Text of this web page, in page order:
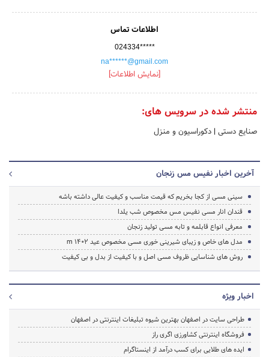
اطلاعات تماس
024334*****
na******@gmail.com
[نمایش اطلاعات]
منتشر شده در سرویس های:
صنایع دستی | دکوراسیون و منزل
آخرین اخبار نفیس مس زنجان
سینی مسی از کجا بخریم که قیمت مناسب و کیفیت عالی داشته باشه
قندان انار مسی نفیس مس مخصوص شب یلدا
معرفی انواع قابلمه و تابه مسی تولید زنجان
مدل های خاص و زیبای شیرینی خوری مسی مخصوص عید 1402 m
روش های شناسایی ظروف مسی اصل و با کیفیت از بدل و بی کیفیت
اخبار ویژه
طراحی سایت در اصفهان بهترین شیوه تبلیغات اینترنتی در اصفهان
فروشگاه اینترنتی کشاورزی اگری راز
ایده های طلایی برای کسب درآمد از اینستاگرام